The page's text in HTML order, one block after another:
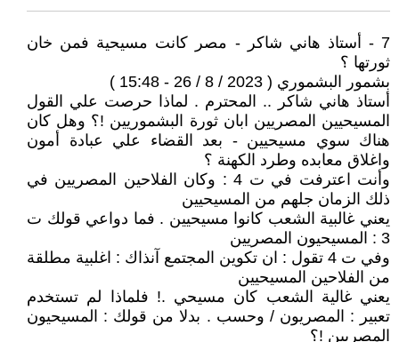
7 - أستاذ هاني شاكر - مصر كانت مسيحية فمن خان
ثورتها ؟
بشمور البشموري ( 2023 / 8 / 26 - 15:48 )
أستاذ هاني شاكر .. المحترم . لماذا حرصت علي القول
المسيحيين المصريين ابان ثورة البشموريين !؟ وهل كان
هناك سوي مسيحيين - بعد القضاء علي عبادة أمون
واغلاق معابده وطرد الكهنة ؟
وأنت اعترفت في ت 4 : وكان الفلاحين المصريين في
ذلك الزمان جلهم من المسيحيين
يعني غالبية الشعب كانوا مسيحيين . فما دواعي قولك ت
3 : المسيحيون المصريين
وفي ت 4 تقول : ان تكوين المجتمع آنذاك : اغلبية مطلقة
من الفلاحين المسيحيين
يعني غالية الشعب كان مسيحي .! فلماذا لم تستخدم
تعبير : المصريون / وحسب . بدلا من قولك : المسيحيون
المصريين !؟